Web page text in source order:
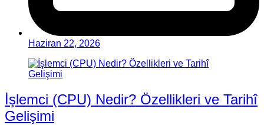
Haziran 22, 2026
İşlemci (CPU) Nedir? Özellikleri ve Tarihî
Gelişimi